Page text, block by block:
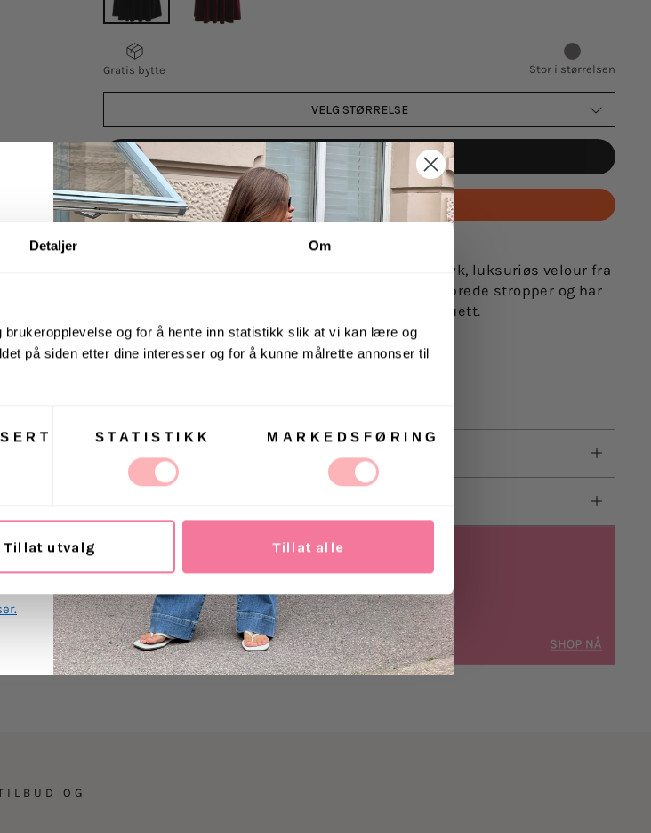
Detaljer Om
og for å hente inn statistikk slik at vi kan lære og
på siden etter dine interesser og for å kunne målrette annonser til
STATISTIKK MARKEDSFØRING
Tillat utvalg Tillat alle
Gratis bytte Stor i størrelsen
VELG STØRRELSE
VELG
STØRRELSE
VELG
STØRRELSE
LEGG I HANDLEKURVEN
Betal med
Ginza Dress fra Urban Pioneers. Elegant kjole i myk, luksuriøs velour fra
Urban Pioneers. Ginza Dress har dyp V-hals med brede stropper og har
et utsvingt skjørt som skaper en flatterende silhuett.
Lengde i str. S: 87 cm
Levering
OG